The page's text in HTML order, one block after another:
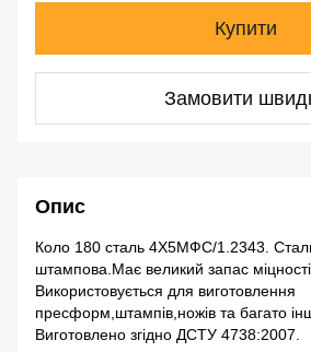
Купити
Замовити
Опис
Коло 180 сталь 4Х5МФС/1.2343.
штампова.Має великий запас міцності
Використовується для виготовлення
пресформ,штампів,ножів та багато
Виготовлено згідно ДСТУ 4738:2007.